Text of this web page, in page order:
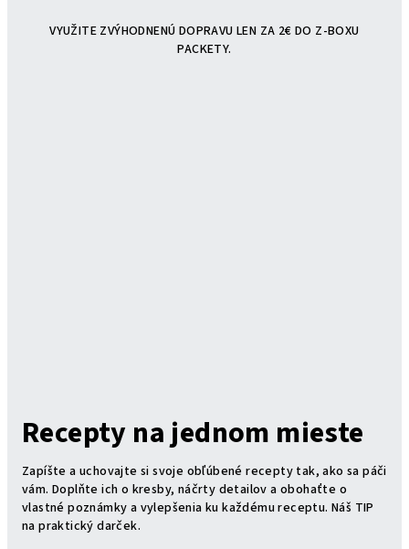
VYUŽITE ZVÝHODNENÚ DOPRAVU LEN ZA 2€ DO Z-BOXU
PACKETY.
Recepty na jednom mieste
Zapíšte a uchovajte si svoje obľúbené recepty tak, ako sa páči
vám. Doplňte ich o kresby, náčrty detailov a obohaťte o
vlastné poznámky a vylepšenia ku každému receptu. Náš TIP
na praktický darček.